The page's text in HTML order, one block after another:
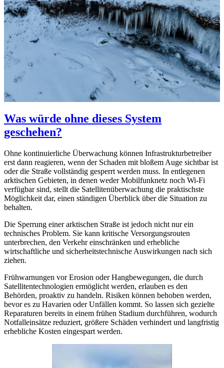
Was würde ohne dieses System
geschehen?
Ohne kontinuierliche Überwachung können Infrastrukturbetreiber
erst dann reagieren, wenn der Schaden mit bloßem Auge sichtbar ist
oder die Straße vollständig gesperrt werden muss. In entlegenen
arktischen Gebieten, in denen weder Mobilfunknetz noch Wi-Fi
verfügbar sind, stellt die Satellitenüberwachung die praktischste
Möglichkeit dar, einen ständigen Überblick über die Situation zu
behalten.
Die Sperrung einer arktischen Straße ist jedoch nicht nur ein
technisches Problem. Sie kann kritische Versorgungsrouten
unterbrechen, den Verkehr einschränken und erhebliche
wirtschaftliche und sicherheitstechnische Auswirkungen nach sich
ziehen.
Frühwarnungen vor Erosion oder Hangbewegungen, die durch
Satellitentechnologien ermöglicht werden, erlauben es den
Behörden, proaktiv zu handeln. Risiken können behoben werden,
bevor es zu Havarien oder Unfällen kommt. So lassen sich gezielte
Reparaturen bereits in einem frühen Stadium durchführen, wodurch
Notfalleinsätze reduziert, größere Schäden verhindert und langfristig
erhebliche Kosten eingespart werden.